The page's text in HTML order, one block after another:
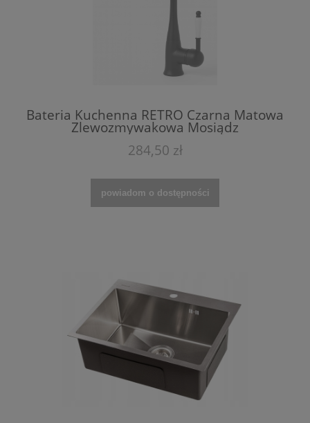
Bateria Kuchenna RETRO Czarna Matowa
Zlewozmywakowa Mosiądz
284,50 zł
powiadom o dostępności